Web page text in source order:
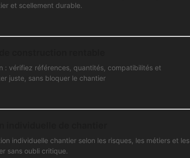
et scellement durable.
: vérifiez références, quantités, compatibilités et
juste, sans bloquer le chantier
individuelle chantier selon les risques, les métiers et les
sans oubli critique.